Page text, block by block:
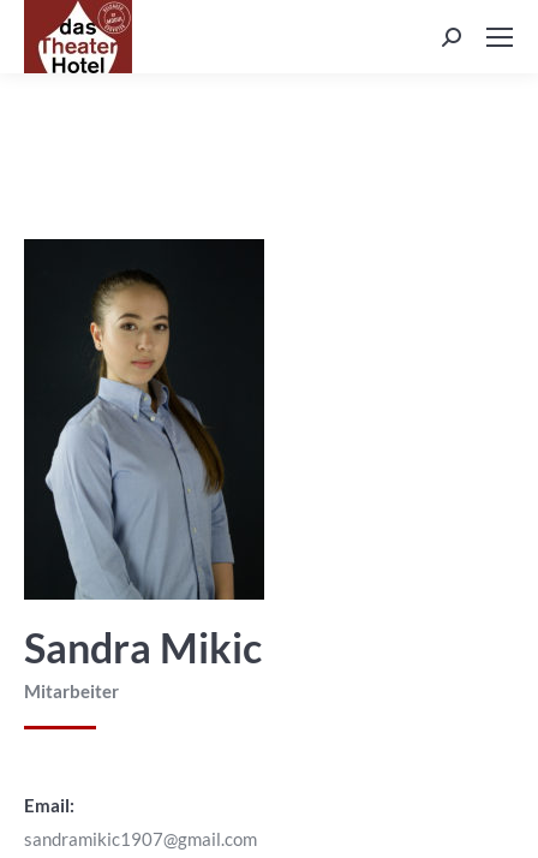
Search:
Sandra Mikic
Mitarbeiter
Email:
sandramikic1907@gmail.com